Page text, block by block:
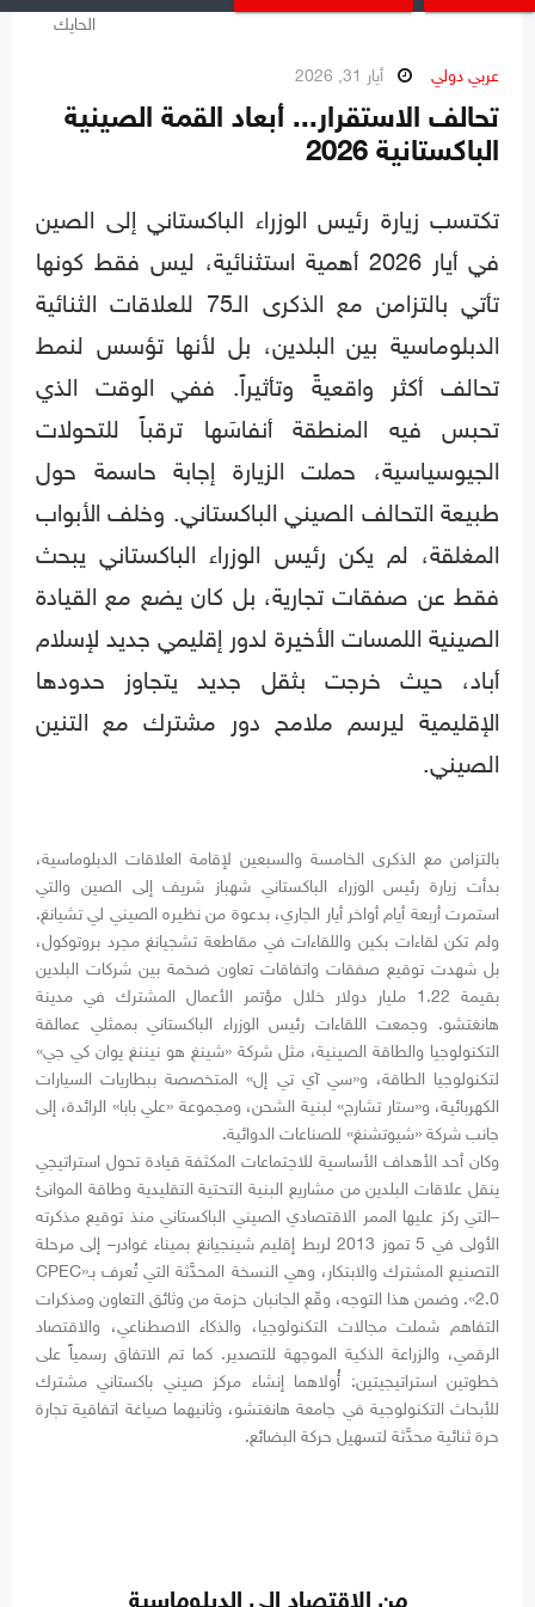
عربي دولي أيار 31, 2026
تحالف الاستقرار... أبعاد القمة الصينية
الباكستانية 2026
تكتسب زيارة رئيس الوزراء الباكستاني إلى الصين
في أيار 2026 أهمية استثنائية، ليس فقط كونها
تأتي بالتزامن مع الذكرى الـ75 للعلاقات الثنائية
الدبلوماسية بين البلدين، بل لأنها تؤسس لنمط
تحالف أكثر واقعيةً وتأثيراً. ففي الوقت الذي
تحبس فيه المنطقة أنفاسَها ترقباً للتحولات
الجيوسياسية، حملت الزيارة إجابة حاسمة حول
طبيعة التحالف الصيني الباكستاني. وخلف الأبواب
المغلقة، لم يكن رئيس الوزراء الباكستاني يبحث
فقط عن صفقات تجارية، بل كان يضع مع القيادة
الصينية اللمسات الأخيرة لدور إقليمي جديد لإسلام
أباد، حيث خرجت بثقل جديد يتجاوز حدودها
الإقليمية ليرسم ملامح دور مشترك مع التنين
الصيني.
بالتزامن مع الذكرى الخامسة والسبعين لإقامة العلاقات الدبلوماسية،
بدأت زيارة رئيس الوزراء الباكستاني شهباز شريف إلى الصين والتي
استمرت أربعة أيام أواخر أيار الجاري، بدعوة من نظيره الصيني لي تشيانغ.
ولم تكن لقاءات بكين واللقاءات في مقاطعة تشجيانغ مجرد بروتوكول،
بل شهدت توقيع صفقات واتفاقات تعاون ضخمة بين شركات البلدين
بقيمة 1.22 مليار دولار خلال مؤتمر الأعمال المشترك في مدينة
هانغتشو. وجمعت اللقاءات رئيس الوزراء الباكستاني بممثلي عمالقة
التكنولوجيا والطاقة الصينية، مثل شركة «شينغ هو نيننغ يوان كي جي»
لتكنولوجيا الطاقة، و«سي آي تي إل» المتخصصة ببطاريات السيارات
الكهربائية، و«ستار تشارج» لبنية الشحن، ومجموعة «علي بابا» الرائدة، إلى
جانب شركة «شيوتشنغ» للصناعات الدوائية.
وكان أحد الأهداف الأساسية للاجتماعات المكثفة قيادة تحول استراتيجي
ينقل علاقات البلدين من مشاريع البنية التحتية التقليدية وطاقة الموانئ
–التي ركز عليها الممر الاقتصادي الصيني الباكستاني منذ توقيع مذكرته
الأولى في 5 تموز 2013 لربط إقليم شينجيانغ بميناء غوادر– إلى مرحلة
التصنيع المشترك والابتكار، وهي النسخة المحدَّثة التي تُعرف بـ«CPEC
2.0». وضمن هذا التوجه، وقّع الجانبان حزمة من وثائق التعاون ومذكرات
التفاهم شملت مجالات التكنولوجيا، والذكاء الاصطناعي، والاقتصاد
الرقمي، والزراعة الذكية الموجهة للتصدير. كما تم الاتفاق رسمياً على
خطوتين استراتيجيتين: أُولاهما إنشاء مركز صيني باكستاني مشترك
للأبحاث التكنولوجية في جامعة هانغتشو، وثانيهما صياغة اتفاقية تجارة
حرة ثنائية محدَّثة لتسهيل حركة البضائع.
من الاقتصاد إلى الدبلوماسية